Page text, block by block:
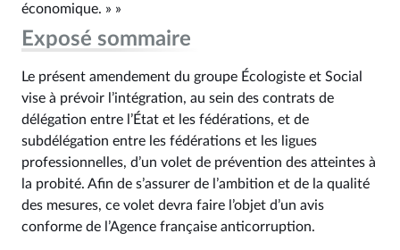
économique. » »
Exposé sommaire
Le présent amendement du groupe Écologiste et Social
vise à prévoir l’intégration, au sein des contrats de
délégation entre l’État et les fédérations, et de
subdélégation entre les fédérations et les ligues
professionnelles, d’un volet de prévention des atteintes à
la probité. Afin de s’assurer de l’ambition et de la qualité
des mesures, ce volet devra faire l’objet d’un avis
conforme de l’Agence française anticorruption.